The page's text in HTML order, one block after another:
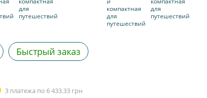
Быстрый заказ
3 платежа по 6 433.33 грн